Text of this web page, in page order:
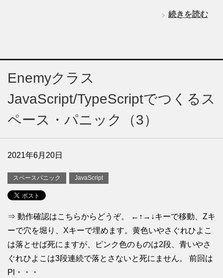
続きを読む
Enemyクラス
JavaScript/TypeScriptでつくるス
ペース・パニック（3）
2021年6月20日
スペースパニック JavaScript
⇒ 動作確認はこちらからどうぞ。 ←↑→↓キーで移動、Zキ
ーで穴を堀り、Xキーで埋めます。黄色いやさぐれひよこ
は落とせば死にますが、ピンク色のものは2段、青いやさ
ぐれひよこは3段連続で落とさないと死にません。 前回は
Pl・・・